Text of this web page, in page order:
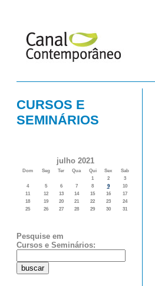
CURSOS E
SEMINÁRIOS
julho 2021
Dom Seg Ter Qua Qui Sex
Sab
1
2
3
4
5 6 7 8 9
10
11
12 13 14 15 16
17
18
19 20 21 22 23
24
25
26 27 28 29 30 31
Pesquise em
Cursos e Seminários: